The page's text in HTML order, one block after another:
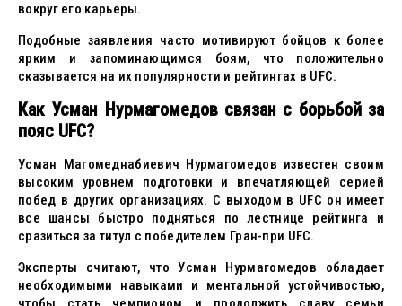
вокруг его карьеры.
Подобные заявления часто мотивируют бойцов к более
ярким и запоминающимся боям, что положительно
сказывается на их популярности и рейтингах в UFC.
Как Усман Нурмагомедов связан с борьбой за
пояс UFC?
Усман Магомеднабиевич Нурмагомедов известен своим
высоким уровнем подготовки и впечатляющей серией
побед в других организациях. С выходом в UFC он имеет
все шансы быстро подняться по лестнице рейтинга и
сразиться за титул с победителем Гран-при UFC.
Эксперты считают, что Усман Нурмагомедов обладает
необходимыми навыками и ментальной устойчивостью,